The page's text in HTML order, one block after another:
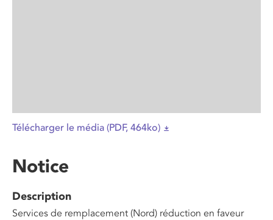
Télécharger le média (PDF, 464ko)
Notice
Description
Services de remplacement (Nord) réduction en faveur